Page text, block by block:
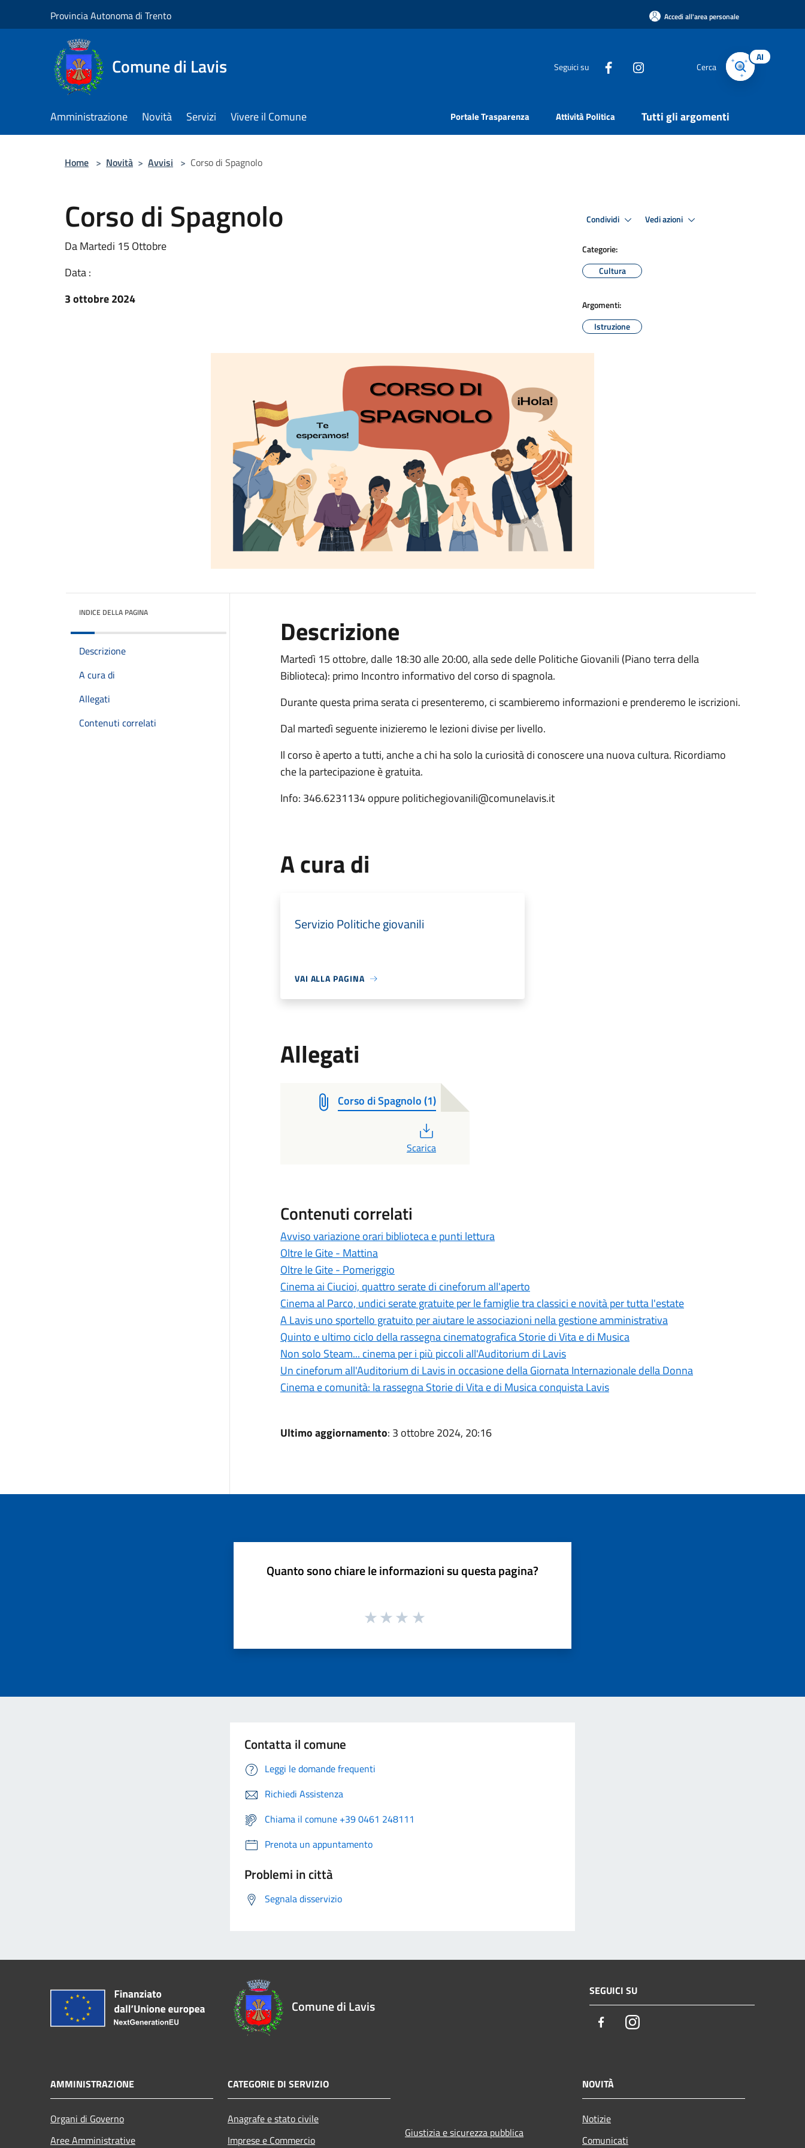
Provincia Autonoma di Trento Accedi all'area personale
Comune di Lavis Seguici su Cerca
AI
Amministrazione Novità Servizi Vivere il Comune Portale Trasparenza Attività Politica Tutti gli argomenti
Home > Novità > Avvisi > Corso di Spagnolo
Corso di Spagnolo
Da Martedi 15 Ottobre
Data :
3 ottobre 2024
Condividi Vedi azioni
Categorie:
Cultura
Argomenti:
Istruzione
INDICE DELLA PAGINA
Descrizione
A cura di
Allegati
Contenuti correlati
Descrizione
Martedì 15 ottobre, dalle 18:30 alle 20:00, alla sede delle Politiche Giovanili (Piano terra della
Biblioteca): primo Incontro informativo del corso di spagnola.
Durante questa prima serata ci presenteremo, ci scambieremo informazioni e prenderemo le iscrizioni.
Dal martedì seguente inizieremo le lezioni divise per livello.
Il corso è aperto a tutti, anche a chi ha solo la curiosità di conoscere una nuova cultura. Ricordiamo
che la partecipazione è gratuita.
Info: 346.6231134 oppure politichegiovanili@comunelavis.it
A cura di
Servizio Politiche giovanili
VAI ALLA PAGINA
Allegati
Corso di Spagnolo (1)
Scarica
Contenuti correlati
Avviso variazione orari biblioteca e punti lettura
Oltre le Gite - Mattina
Oltre le Gite - Pomeriggio
Cinema ai Ciucioi, quattro serate di cineforum all'aperto
Cinema al Parco, undici serate gratuite per le famiglie tra classici e novità per tutta l'estate
A Lavis uno sportello gratuito per aiutare le associazioni nella gestione amministrativa
Quinto e ultimo ciclo della rassegna cinematografica Storie di Vita e di Musica
Non solo Steam... cinema per i più piccoli all'Auditorium di Lavis
Un cineforum all'Auditorium di Lavis in occasione della Giornata Internazionale della Donna
Cinema e comunità: la rassegna Storie di Vita e di Musica conquista Lavis
Ultimo aggiornamento: 3 ottobre 2024, 20:16
Quanto sono chiare le informazioni su questa pagina?
Contatta il comune
Leggi le domande frequenti
Richiedi Assistenza
Chiama il comune +39 0461 248111
Prenota un appuntamento
Problemi in città
Segnala disservizio
Comune di Lavis
SEGUICI SU
FacebookInstagram
AMMINISTRAZIONE
Organi di Governo
Aree Amministrative
CATEGORIE DI SERVIZIO
Anagrafe e stato civile
Imprese e Commercio
Giustizia e sicurezza pubblica
NOVITÀ
Notizie
Comunicati